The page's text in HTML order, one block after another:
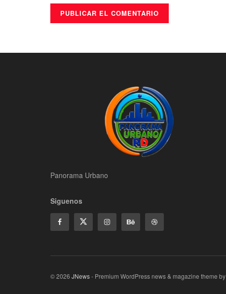
Panorama Urbano
Siguenos
© 2026 JNews- Premium WordPress news & magazine theme by